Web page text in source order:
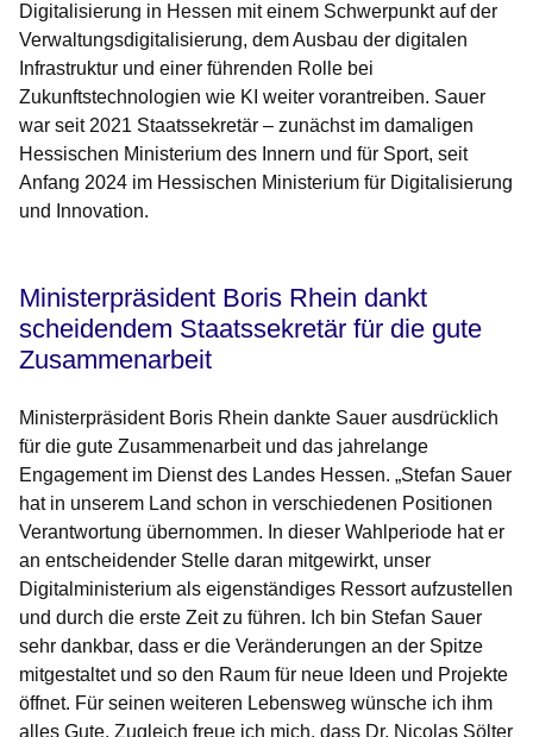
Digitalisierung in Hessen mit einem Schwerpunkt auf der
Verwaltungsdigitalisierung, dem Ausbau der digitalen
Infrastruktur und einer führenden Rolle bei
Zukunftstechnologien wie KI weiter vorantreiben. Sauer
war seit 2021 Staatssekretär – zunächst im damaligen
Hessischen Ministerium des Innern und für Sport, seit
Anfang 2024 im Hessischen Ministerium für Digitalisierung
und Innovation.
Ministerpräsident Boris Rhein dankt
scheidendem Staatssekretär für die gute
Zusammenarbeit
Ministerpräsident Boris Rhein dankte Sauer ausdrücklich
für die gute Zusammenarbeit und das jahrelange
Engagement im Dienst des Landes Hessen. „Stefan Sauer
hat in unserem Land schon in verschiedenen Positionen
Verantwortung übernommen. In dieser Wahlperiode hat er
an entscheidender Stelle daran mitgewirkt, unser
Digitalministerium als eigenständiges Ressort aufzustellen
und durch die erste Zeit zu führen. Ich bin Stefan Sauer
sehr dankbar, dass er die Veränderungen an der Spitze
mitgestaltet und so den Raum für neue Ideen und Projekte
öffnet. Für seinen weiteren Lebensweg wünsche ich ihm
alles Gute. Zugleich freue ich mich, dass Dr. Nicolas Sölter